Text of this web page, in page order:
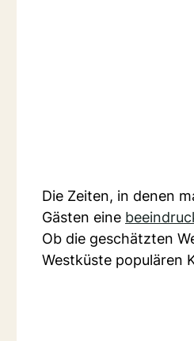
Die Zeiten, in denen
Gästen eine
Ob die geschätzten
Westküste populären